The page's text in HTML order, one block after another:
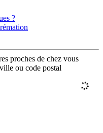
?
proches de chez vous
ou code postal